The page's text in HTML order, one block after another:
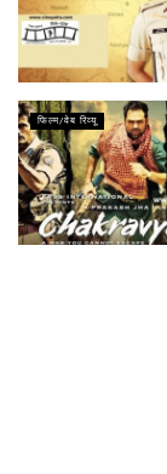
फिल्म/वेब रिव्यू